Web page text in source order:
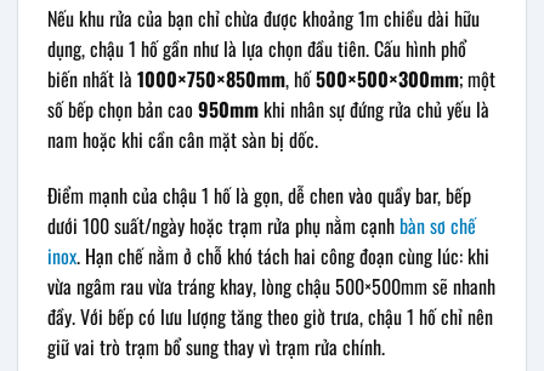
Nếu khu rửa của bạn chỉ chừa được khoảng 1m chiều dài hữu
dụng, chậu 1 hố gần như là lựa chọn đầu tiên. Cấu hình phổ
biến nhất là 1000×750×850mm, hố500×500×300mm; một
số bếp chọn bản cao 950mmkhi nhân sự đứng rửa chủ yếu là
nam hoặc khi cần cân mặt sàn bị dốc.
Điểm mạnh của chậu 1 hố là gọn, dễ chen vào quầy bar, bếp
dưới 100 suất/ngày hoặc trạm rửa phụ nằm cạnhbàn sơ chế
inox. Hạn chế nằm ở chỗ khó tách hai công đoạn cùng lúc: khi
vừa ngâm rau vừa tráng khay, lòng chậu 500×500mm sẽ nhanh
đầy. Với bếp có lưu lượng tăng theo giờ trưa, chậu 1 hố chỉ nên
giữ vai trò trạm bổ sung thay vì trạm rửa chính.